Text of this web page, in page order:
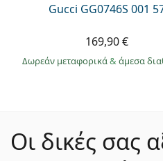
Gucci GG0746S 001
169,90 €
Δωρεάν μεταφορικά& άμεσα
Οι δικές σας